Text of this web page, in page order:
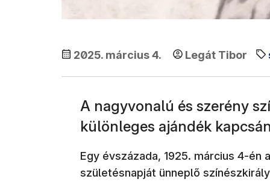
2025. március 4. Legát Tibor
A nagyvonalú és szerény
különleges ajándék
Egy évszázada, 1925. március 4-én
születésnapját ünneplő